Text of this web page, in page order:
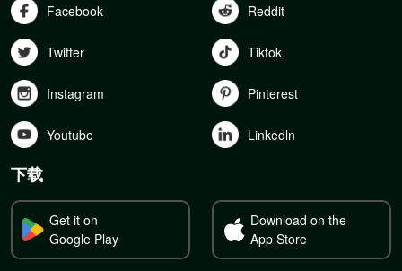
Facebook Reddit
Twitter Tiktok
Instagram Pinterest
Youtube Linkedln
下载
Get it on
Google Play
Download on the
App Store